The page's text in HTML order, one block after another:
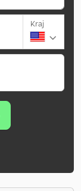
Kraj